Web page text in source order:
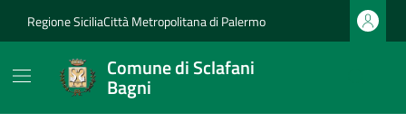
Regione SiciliaCittà Metropolitana di Palermo
Comune di Sclafani
Bagni